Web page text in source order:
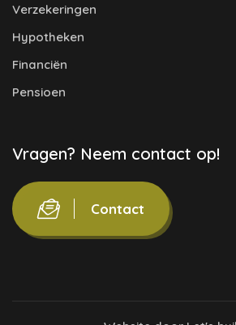
Verzekeringen
Hypotheken
Financiën
Pensioen
Vragen? Neem contact op!
Contact